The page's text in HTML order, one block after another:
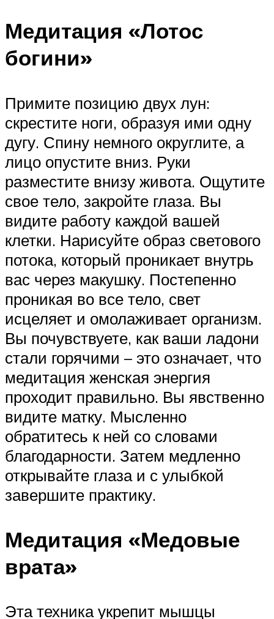
Медитация «Лотос
богини»
Примите позицию двух лун:
скрестите ноги, образуя ими одну
дугу. Спину немного округлите, а
лицо опустите вниз. Руки
разместите внизу живота. Ощутите
свое тело, закройте глаза. Вы
видите работу каждой вашей
клетки. Нарисуйте образ светового
потока, который проникает внутрь
вас через макушку. Постепенно
проникая во все тело, свет
исцеляет и омолаживает организм.
Вы почувствуете, как ваши ладони
стали горячими – это означает, что
медитация женская энергия
проходит правильно. Вы явственно
видите матку. Мысленно
обратитесь к ней со словами
благодарности. Затем медленно
открывайте глаза и с улыбкой
завершите практику.
Медитация «Медовые
врата»
Эта техника укрепит мышцы